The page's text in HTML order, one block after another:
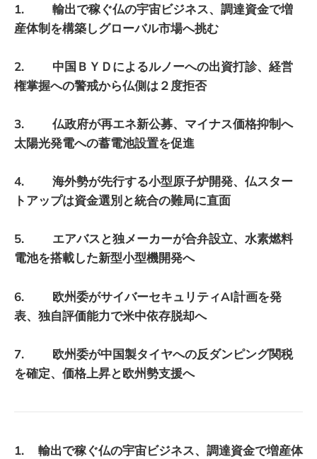
1. 輸出で稼ぐ仏の宇宙ビジネス、調達資金で増
産体制を構築しグローバル市場へ挑む
2. 中国ＢＹＤによるルノーへの出資打診、経営
権掌握への警戒から仏側は２度拒否
3. 仏政府が再エネ新公募、マイナス価格抑制へ
太陽光発電への蓄電池設置を促進
4. 海外勢が先行する小型原子炉開発、仏スター
トアップは資金選別と統合の難局に直面
5. エアバスと独メーカーが合弁設立、水素燃料
電池を搭載した新型小型機開発へ
6. 欧州委がサイバーセキュリティAI計画を発
表、独自評価能力で米中依存脱却へ
7. 欧州委が中国製タイヤへの反ダンピング関税
を確定、価格上昇と欧州勢支援へ
1. 輸出で稼ぐ仏の宇宙ビジネス、調達資金で増産体